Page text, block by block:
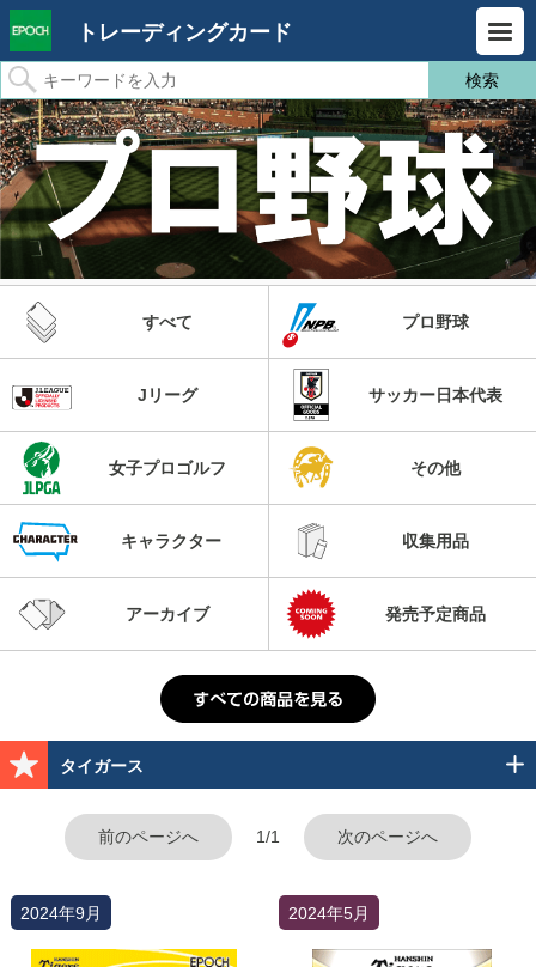
トレーディングカード
すべて プロ野球
Jリーグ サッカー日本代表
女子プロゴルフ その他
キャラクター 収集用品
アーカイブ 発売予定商品
タイガース
前のページへ 1/1 次のページへ
2024年9月 2024年5月